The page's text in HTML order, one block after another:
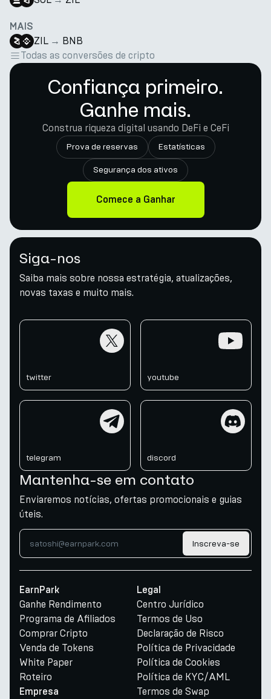
MAIS
ZIL → BNB
Todas as conversões de cripto
Confiança primeiro.
Ganhe mais.
Construa riqueza digital usando DeFi e CeFi
Prova de reservas Estatísticas
Segurança dos ativos
Comece a Ganhar
Siga-nos
Saiba mais sobre nossa estratégia, atualizações,
novas taxas e muito mais.
twitter youtube
telegram discord
Mantenha-se em contato
Enviaremos notícias, ofertas promocionais e guias
úteis.
Inscreva-se
EarnPark
Ganhe Rendimento
Programa de Afiliados
Comprar Cripto
Venda de Tokens
White Paper
Roteiro
Empresa
Legal
Centro Jurídico
Termos de Uso
Declaração de Risco
Política de Privacidade
Política de Cookies
Política de KYC/AML
Termos de Swap